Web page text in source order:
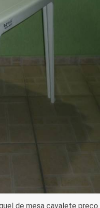
de mesa cavalete preço